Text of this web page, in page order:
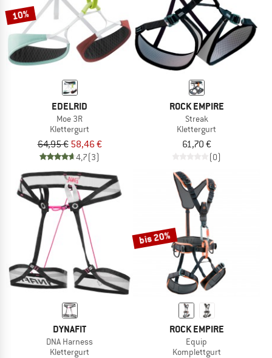
10%
EDELRID
Moe 3R
Klettergurt
64,95 € 58,46 €
4,7(3)
ROCK EMPIRE
Streak
Klettergurt
61,70 €
(0)
DYNAFIT
DNA Harness
Klettergurt
bis 20%
ROCK EMPIRE
Equip
Komplettgurt